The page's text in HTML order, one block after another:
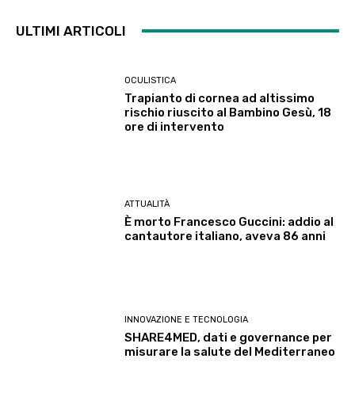
ULTIMI ARTICOLI
OCULISTICA
Trapianto di cornea ad altissimo
rischio riuscito al Bambino Gesù, 18
ore di intervento
ATTUALITÀ
È morto Francesco Guccini: addio al
cantautore italiano, aveva 86 anni
INNOVAZIONE E TECNOLOGIA
SHARE4MED, dati e governance per
misurare la salute del Mediterraneo